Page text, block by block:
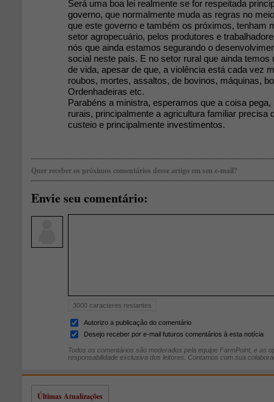
Será uma boa lei realmente se for respeitada
governo, que normalmente muda as regras no
que este governo e também os próximos, tenham
setor agropecuário, pelos produtores e
nós que ainda estamos segurando o
social neste país. E no setor rural que ainda temos
de vida, apesar de que, a violência está cada vez
roubos, mortes, assaltos, de bovinos, máquinas,
Ordenhadeiras etc.
Parabéns a ministra, esperamos que a coisa
rurais, principalmente a agricultura familiar precisa
custeio e principalmente investimentos.
Quer receber os próximos comentários desse artigo em seu e-mail?
Envie seu comentário:
3000 caracteres restantes
Autorizo a publicação do comentário
Desejo receber por e-mail futuros comentários à esta notícia
Todos os comentários são moderados pela equipe FarmPoint, e as
responsabilidade exclusiva dos leitores. Contamos com sua
Últimas Atualizações